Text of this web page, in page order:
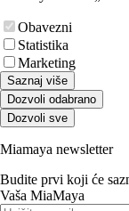
Obavezni
Statistika
Marketing
Saznaj više
Dozvoli odabrano
Dozvoli sve
Miamaya newsletter
Budite prvi koji će
Vaša MiaMaya